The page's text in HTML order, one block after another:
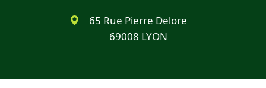
65 Rue Pierre Delore
69008 LYON